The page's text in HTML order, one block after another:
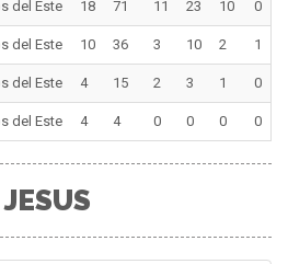
del Este 18 71 11 23 10 0
del Este 10 36 3 10 2 1
del Este 4 15 2 3 1 0
del Este 4 4 0 0 0 0